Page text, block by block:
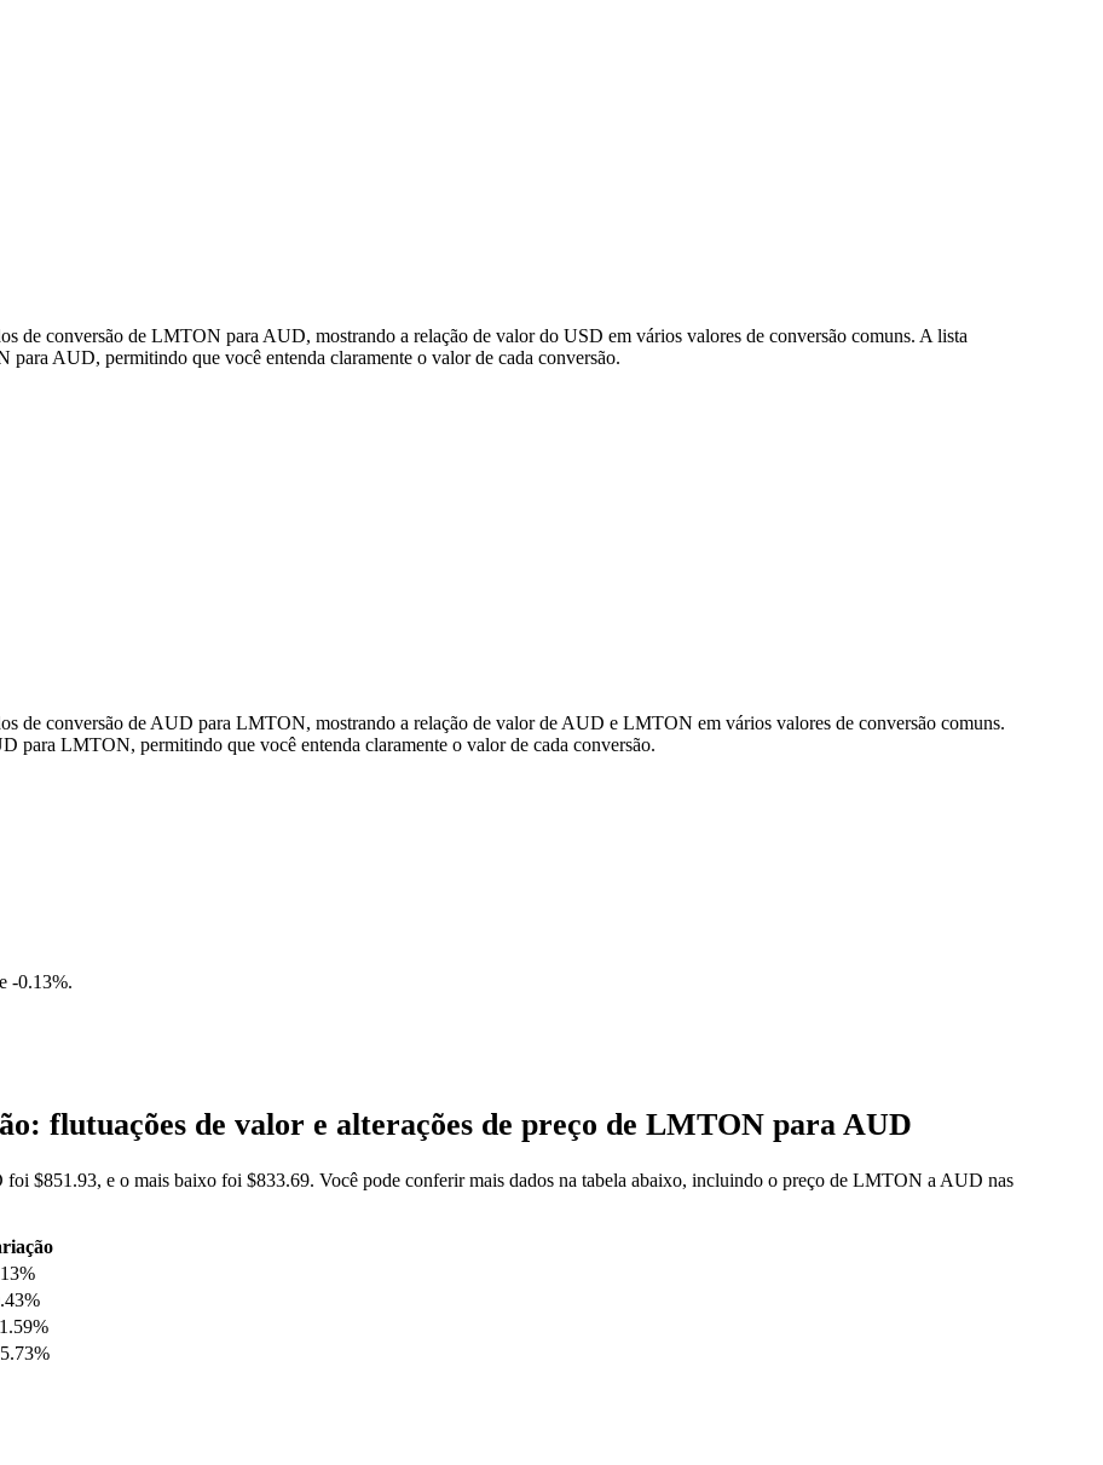
de conversão de LMTON para AUD, mostrando a relação de valor do USD em vários valores de conversão comuns. A lista
AUD, permitindo que você entenda claramente o valor de cada conversão.
de conversão de AUD para LMTON, mostrando a relação de valor de AUD e LMTON em vários valores de conversão comuns.
para LMTON, permitindo que você entenda claramente o valor de cada conversão.
-0.13%.
flutuações de valor e alterações de preço de LMTON para AUD
$851.93, e o mais baixo foi $833.69. Você pode conferir mais dados na tabela abaixo, incluindo o preço de LMTON a AUD nas